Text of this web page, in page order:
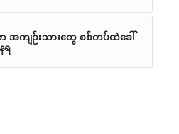
က အကျဉ်းသားတွေ စစ်တပ်ထဲခေါ်
ရ